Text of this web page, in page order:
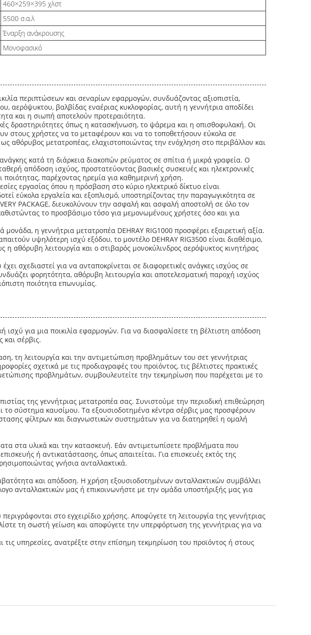
460×259×395 χλστ
5500 σ.α.λ
Έναρξη ανάκρουσης
Μονοφασικό
περιπτώσεων και σεναρίων εφαρμογών, συνδυάζοντας αξιοπιστία,
αερόψυκτου, βαλβίδας εναέριας κυκλοφορίας, αυτή η γεννήτρια αποδίδει
και η σιωπή αποτελούν προτεραιότητα.
δραστηριότητες όπως η κατασκήνωση, το ψάρεμα και η οπισθοφυλακή. Οι
στους χρήστες να το μεταφέρουν και να το τοποθετήσουν εύκολα σε
αθόρυβος μετατροπέας, ελαχιστοποιώντας την ενόχληση στο περιβάλλον και
κατά τη διάρκεια διακοπών ρεύματος σε σπίτια ή μικρά γραφεία. Ο
απόδοση ισχύος, προστατεύοντας βασικές συσκευές και ηλεκτρονικές
παρέχοντας ηρεμία για καθημερινή χρήση.
εργασίας όπου η πρόσβαση στο κύριο ηλεκτρικό δίκτυο είναι
εύκολα εργαλεία και εξοπλισμό, υποστηρίζοντας την παραγωγικότητα σε
PACKAGE, διευκολύνουν την ασφαλή και ασφαλή αποστολή σε όλο τον
το προσβάσιμο τόσο για μεμονωμένους χρήστες όσο και για
η γεννήτρια μετατροπέα DEHRAY RIG1000 προσφέρει εξαιρετική αξία.
υψηλότερη ισχύ εξόδου, το μοντέλο DEHRAY RIG3500 είναι διαθέσιμο,
αθόρυβη λειτουργία και ο στιβαρός μονοκύλινδρος αερόψυκτος κινητήρας
σχεδιαστεί για να ανταποκρίνεται σε διαφορετικές ανάγκες ισχύος σε
φορητότητα, αθόρυβη λειτουργία και αποτελεσματική παροχή ισχύος
ποιότητα επωνυμίας.
ισχύ για μια ποικιλία εφαρμογών. Για να διασφαλίσετε τη βέλτιστη απόδοση
και σέρβις.
τη λειτουργία και την αντιμετώπιση προβλημάτων του σετ γεννήτριας
σχετικά με τις προδιαγραφές του προϊόντος, τις βέλτιστες πρακτικές
προβλημάτων, συμβουλευτείτε την τεκμηρίωση που παρέχεται με το
της γεννήτριας μετατροπέα σας. Συνιστούμε την περιοδική επιθεώρηση
σύστημα καυσίμου. Τα εξουσιοδοτημένα κέντρα σέρβις μας προσφέρουν
φίλτρων και διαγνωστικών συστημάτων για να διατηρηθεί η ομαλή
στα υλικά και την κατασκευή. Εάν αντιμετωπίσετε προβλήματα που
ή αντικατάστασης, όπως απαιτείται. Για επισκευές εκτός της
γνήσια ανταλλακτικά.
και απόδοση. Η χρήση εξουσιοδοτημένων ανταλλακτικών συμβάλλει
ανταλλακτικών μας ή επικοινωνήστε με την ομάδα υποστήριξής μας για
στο εγχειρίδιο χρήσης. Αποφύγετε τη λειτουργία της γεννήτριας
τη σωστή γείωση και αποφύγετε την υπερφόρτωση της γεννήτριας για να
τις υπηρεσίες, ανατρέξτε στην επίσημη τεκμηρίωση του προϊόντος ή στους